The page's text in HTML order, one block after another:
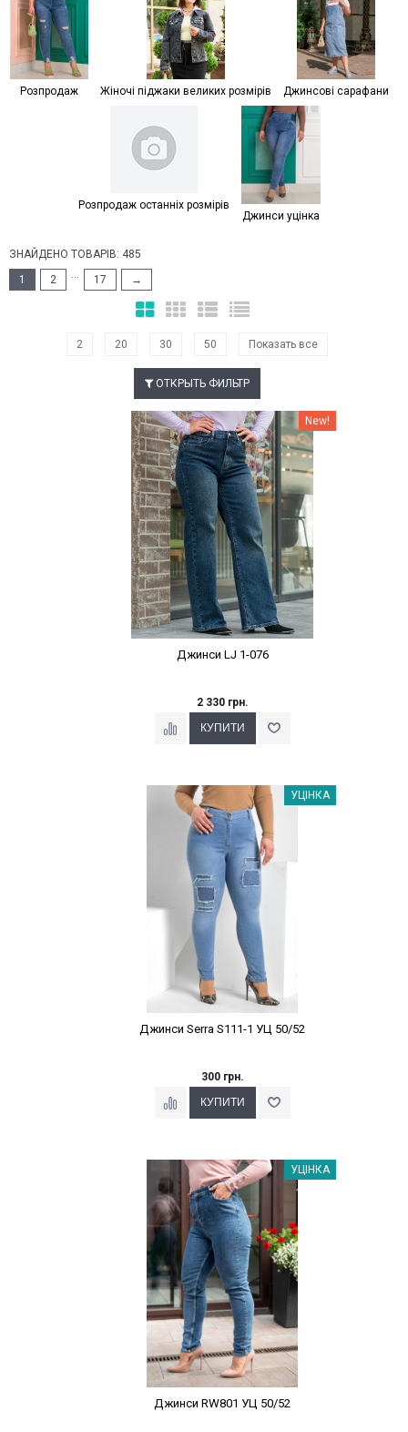
Розпродаж Жіночі піджаки великих розмірів Джинсові сарафани
Розпродаж останніх розмірів
Джинси уцінка
ЗНАЙДЕНО ТОВАРІВ: 485
1
2 ... 17 →
2 20 30 50 Показать все
ОТКРЫТЬ ФИЛЬТР
Наклейки Варіант з % New!
Джинси LJ 1-076
2 330 грн.
Наклейки Варіант з % УЦІНКА
Джинси Serra S111-1 УЦ 50/52
300 грн.
Наклейки Варіант з % УЦІНКА
Джинси RW801 УЦ 50/52